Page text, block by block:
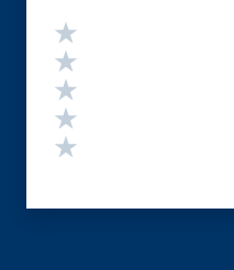
Valutazione